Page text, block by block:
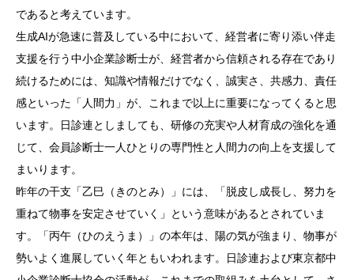
であると考えています。
生成AIが急速に普及している中において、経営者に寄り添い伴走
支援を行う中小企業診断士が、経営者から信頼される存在であり
続けるためには、知識や情報だけでなく、誠実さ、共感力、責任
感といった「人間力」が、これまで以上に重要になってくると思
います。日診連としましても、研修の充実や人材育成の強化を通
じて、会員診断士一人ひとりの専門性と人間力の向上を支援して
まいります。
昨年の干支「乙巳（きのとみ）」には、「脱皮し成長し、努力を
重ねて物事を安定させていく」という意味があるとされていま
す。「丙午（ひのえうま）」の本年は、陽の気が強まり、物事が
勢いよく進展していく年ともいわれます。日診連および東京都中